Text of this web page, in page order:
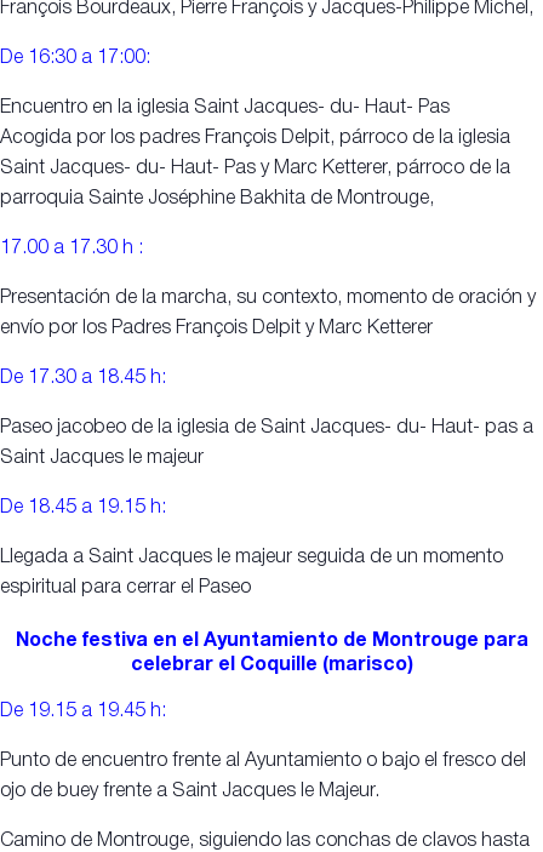
François Bourdeaux, Pierre François y Jacques-Philippe Michel,
De 16:30 a 17:00:
Encuentro en la iglesia Saint Jacques- du- Haut- Pas
Acogida por los padres François Delpit, párroco de la iglesia
Saint Jacques- du- Haut- Pas y Marc Ketterer, párroco de la
parroquia Sainte Joséphine Bakhita de Montrouge,
17.00 a 17.30 h :
Presentación de la marcha, su contexto, momento de oración y
envío por los Padres François Delpit y Marc Ketterer
De 17.30 a 18.45 h:
Paseo jacobeo de la iglesia de Saint Jacques- du- Haut- pas a
Saint Jacques le majeur
De 18.45 a 19.15 h:
Llegada a Saint Jacques le majeur seguida de un momento
espiritual para cerrar el Paseo
Noche festiva en el Ayuntamiento de Montrouge para
celebrar el Coquille (marisco)
De 19.15 a 19.45 h:
Punto de encuentro frente al Ayuntamiento o bajo el fresco del
ojo de buey frente a Saint Jacques le Majeur.
Camino de Montrouge, siguiendo las conchas de clavos hasta